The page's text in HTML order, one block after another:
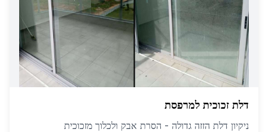
דלת זכוכית למרפסת
ניקיון דלת הזזה גדולה - הסרת אבק ולכלוך מזכוכית